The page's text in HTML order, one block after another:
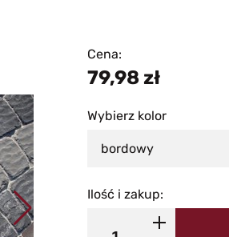
Cena:
79,98 zł
Wybierz kolor
bordowy
Ilość i zakup: